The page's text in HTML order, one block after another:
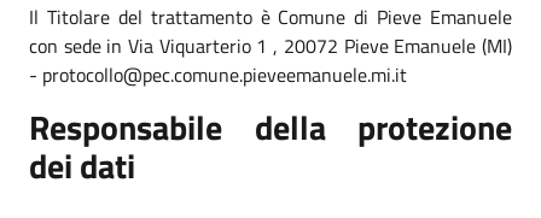
Il Titolare del trattamento è Comune di Pieve Emanuele
con sede in Via Viquarterio 1 , 20072 Pieve Emanuele (MI)
- protocollo@pec.comune.pieveemanuele.mi.it
Responsabile della protezione
dei dati